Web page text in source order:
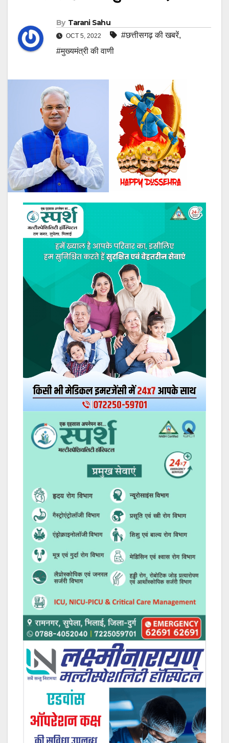
By Tarani Sahu
OCT 5, 2022 #छत्तीसगढ़ की खबरें,
#मुख्यमंत्री की वाणी